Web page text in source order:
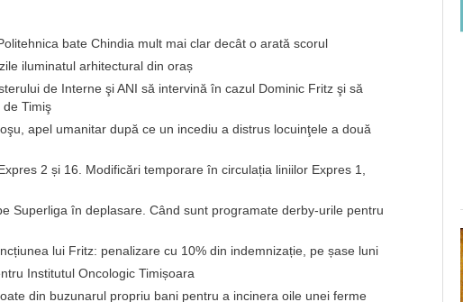
bate Chindia mult mai clar decât o arată scorul
iluminatul arhitectural din oraș
de Interne şi ANI să intervină în cazul Dominic Fritz şi să
Timiş
apel umanitar după ce un incediu a distrus locuinţele a două
2 și 16. Modificări temporare în circulația liniilor Expres 1,
Superliga în deplasare. Când sunt programate derby-urile pentru
lui Fritz: penalizare cu 10% din indemnizație, pe șase luni
Institutul Oncologic Timișoara
din buzunarul propriu bani pentru a incinera oile unei ferme